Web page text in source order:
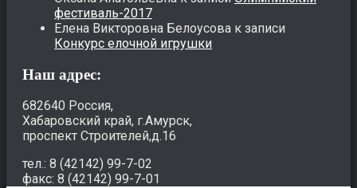
фестиваль-2017
Елена Викторовна Белоусова к записи
Конкурс елочной игрушки
Наш адрес:
682640 Россия,
Хабаровский край, г.Амурск,
проспект Строителей,д.16
тел.: 8 (42142) 99-7-02
факс: 8 (42142) 99-7-01